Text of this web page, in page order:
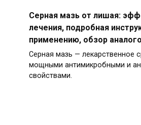
Серная мазь от лишая:
лечения, подробная
применению, обзор
Серная мазь — лекарственное
мощными антимикробными и
свойствами.